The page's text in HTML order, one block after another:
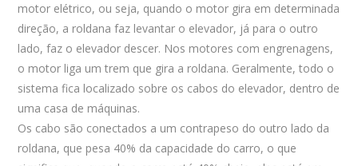
motor elétrico, ou seja, quando o motor gira em determinada
direção, a roldana faz levantar o elevador, já para o outro
lado, faz o elevador descer. Nos motores com engrenagens,
o motor liga um trem que gira a roldana. Geralmente, todo o
sistema fica localizado sobre os cabos do elevador, dentro de
uma casa de máquinas.
Os cabo são conectados a um contrapeso do outro lado da
roldana, que pesa 40% da capacidade do carro, o que